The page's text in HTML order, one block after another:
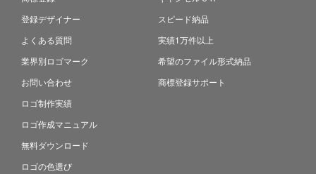
登録デザイナー
よくある質問
業界別ロゴマーク
お問い合わせ
ロゴ制作実績
ロゴ作成マニュアル
無料ダウンロード
ロゴの色選び
スピード納品
実績1万件以上
希望のファイル形式納品
商標登録サポート